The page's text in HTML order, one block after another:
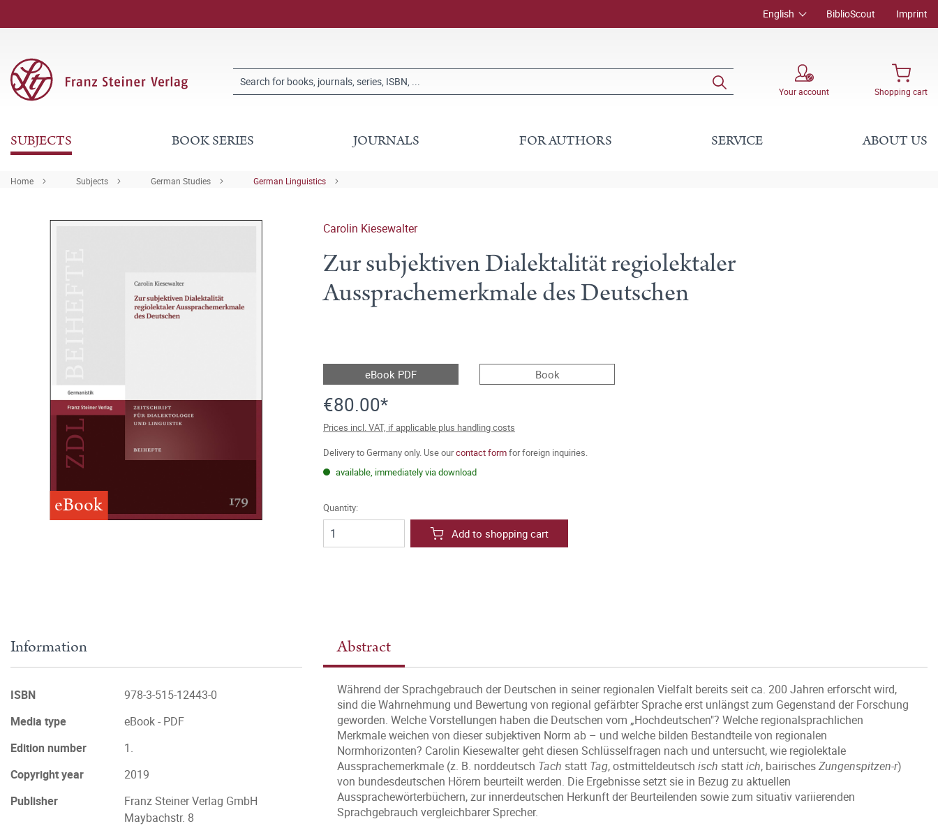
English BiblioScout Imprint
Your account Shopping cart
SUBJECTS BOOK SERIES JOURNALS FOR AUTHORS SERVICE ABOUT US
Home Subjects German Studies German Linguistics
eBook
Carolin Kiesewalter
Zur subjektiven Dialektalität regiolektaler
Aussprachemerkmale des Deutschen
eBook PDF Book
€80.00*
Prices incl. VAT, if applicable plus handling costs
Delivery to Germany only. Use ourcontact formfor foreign inquiries.
available, immediately via download
Quantity:
Add to shopping cart
Abstract
Während der Sprachgebrauch der Deutschen in seiner regionalen Vielfalt bereits seit ca. 200 Jahren erforscht wird,
sind die Wahrnehmung und Bewertung von regional gefärbter Sprache erst unlängst zum Gegenstand der Forschung
geworden. Welche Vorstellungen haben die Deutschen vom „Hochdeutschen"? Welche regionalsprachlichen
Merkmale weichen von dieser subjektiven Norm ab – und welche bilden Bestandteile von regionalen
Normhorizonten? Carolin Kiesewalter geht diesen Schlüsselfragen nach und untersucht, wie regiolektale
Aussprachemerkmale (z. B. norddeutsch Tach statt Tag, ostmitteldeutsch isch stattich, bairischesZungenspitzen-r)
von bundesdeutschen Hörern beurteilt werden. Die Ergebnisse setzt sie in Bezug zu aktuellen
Aussprachewörterbüchern, zur innerdeutschen Herkunft der Beurteilenden sowie zum situativ variierenden
Sprachgebrauch vergleichbarer Sprecher.
Information
ISBN
978-3-515-12443-0
Media type
eBook - PDF
Edition number
1.
Copyright year
2019
Publisher
Franz Steiner Verlag GmbH
Maybachstr. 8